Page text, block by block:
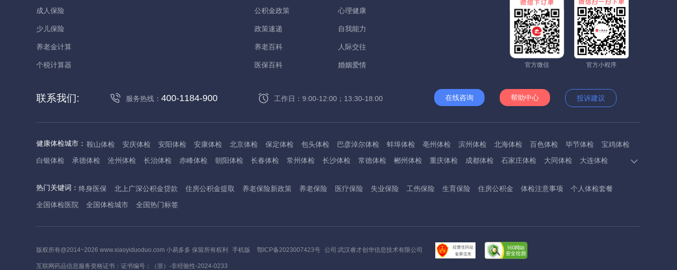
成人保险
少儿保险
养老金计算
个税计算器
公积金政策
政策速递
养老百科
医保百科
心理健康
自我能力
人际交往
婚姻爱情 官方微信 官方小程序
联系我们: 服务热线： 400-1184-900 工作日：9:00-12:00；13:30-18:00 在线咨询 帮助中心 投诉建议
健康体检城市： 鞍山体检 安庆体检 安阳体检 安康体检 北京体检 保定体检 包头体检 巴彦淖尔体检 蚌埠体检 亳州体检 滨州体检 北海体检 百色体检 毕节体检
宝鸡体检
白银体检
承德体检 沧州体检 长治体检 赤峰体检 朝阳体检 长春体检 常州体检 长沙体检 常德体检 郴州体检 重庆体检 成都体检 石家庄体检 大同体检
大连体检
抚州体检
佛山体检 防城港体检 赣州体检 广州体检 桂林体检 贵港体检 广元体检 贵阳体检 红河体检 邯郸体检 衡水体检 呼和浩特体检 呼伦贝尔体检
葫芦岛体检
哈尔滨体检
淮安体检 杭州体检 湖州体检
河池体检
海口体检 汉中体检 晋城体检 晋中体检 锦州体检 吉林体检 齐齐哈尔体检 鸡西体检 嘉兴体检 金华体检 景德镇体检 九江体检 吉安体检 济南体检
济宁体检
廊坊体检 临汾体检 辽阳体检 连云港体检
六盘水体检 兰州体检 陇南体检
热门关键词： 终身医保 北上广深公积金贷款 住房公积金提取 养老保险新政策 养老保险 医疗保险 失业保险 工伤保险 生育保险 住房公积金 体检注意事项
个人体检套餐
全国体检医院
全国体检城市 全国热门标签
版权所有@2014~2026 www.xiaoyiduoduo.com 小易多多 保留所有权利 手机版 鄂ICP备2023007423号 公司:武汉睿才创华信息技术有限公司
互联网药品信息服务资格证书：证书编号：（浙）-非经验性-2024-0233